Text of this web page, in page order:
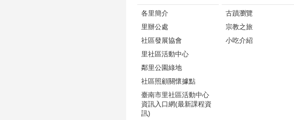
各里簡介
里辦公處
社區發展協會
里社區活動中心
鄰里公園綠地
社區照顧關懷據點
臺南市里社區活動中心
資訊入口網(最新課程資
訊)
古蹟瀏覽
宗教之旅
小吃介紹